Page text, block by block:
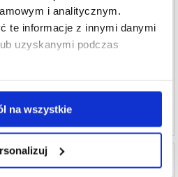
i analitycznym.
te informacje z innymi danymi
uzyskanymi podczas
na wszystkie